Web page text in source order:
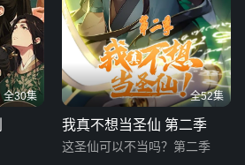
全30集 全52集
我真不想当圣仙 第二季
这圣仙可以不当吗？第二季